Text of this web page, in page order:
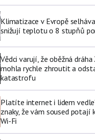
Klimatizace v Evropě
snižují teplotu o 8 stupňů
Vědci varují, že oběžná dráha
mohla rychle zhroutit a
katastrofu
Platíte internet i lidem
znaky, že vám soused potají
Wi-Fi